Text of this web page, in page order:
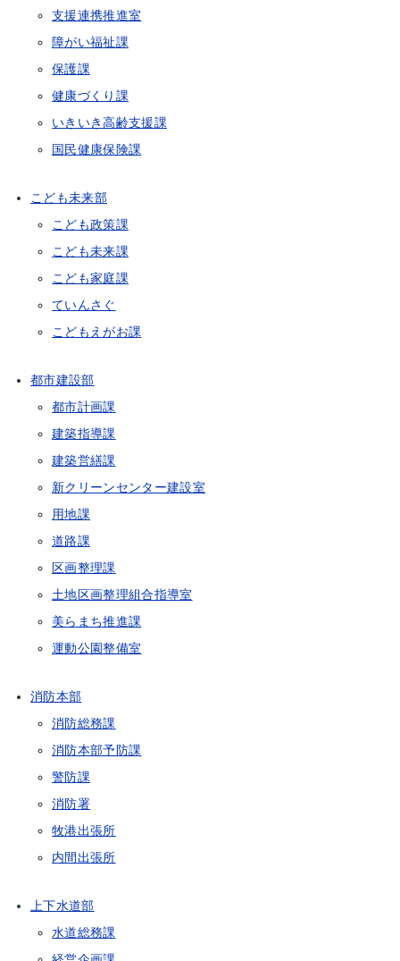
支援連携推進室
障がい福祉課
保護課
健康づくり課
いきいき高齢支援課
国民健康保険課
こども未来部
こども政策課
こども未来課
こども家庭課
ていんさぐ
こどもえがお課
都市建設部
都市計画課
建築指導課
建築営繕課
新クリーンセンター建設室
用地課
道路課
区画整理課
土地区画整理組合指導室
美らまち推進課
運動公園整備室
消防本部
消防総務課
消防本部予防課
警防課
消防署
牧港出張所
内間出張所
上下水道部
水道総務課